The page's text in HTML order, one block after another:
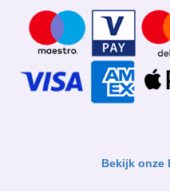
Bekijk onze